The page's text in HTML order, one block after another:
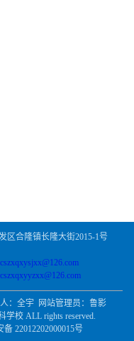
区合隆镇长隆大街2015-1号
：全宇 网站管理员：鲁影
校 ALL rights reserved.
备 22012202000015号